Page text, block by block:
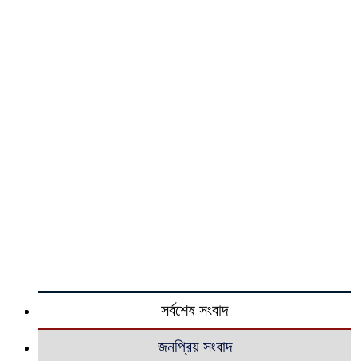
সর্বশেষ সংবাদ
জনপ্রিয় সংবাদ